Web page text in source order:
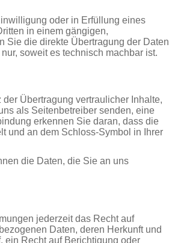
oder in Erfüllung eines
in einem gängigen,
Sie die direkte Übertragung der Daten
soweit es technisch machbar ist.
Übertragung vertraulicher Inhalte,
als Seitenbetreiber senden, eine
erkennen Sie daran, dass die
und an dem Schloss-Symbol in Ihrer
die Daten, die Sie an uns
jederzeit das Recht auf
Daten, deren Herkunft und
ein Recht auf Berichtigung oder